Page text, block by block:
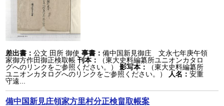
差出書：公文 田所 御使 事書：備中国新見御庄 文永七年庚午領
家御方作田御正検取帳 刊本：
（東大史料編纂所ユニオンカタロ
グへのリンクをご参照ください。）
影写本：
（東大史料編纂所
ユニオンカタログへのリンクをご参照ください。）
人名：安重
守遠...
備中国新見庄領家方里村分正検畠取帳案